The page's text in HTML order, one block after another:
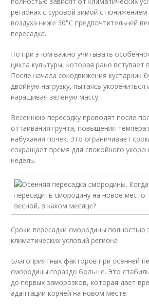
регионах с суровой зимой с
воздуха ниже 30°С предпочтительней
пересадка.
Но при этом важно учитывать
цикла культуры, которая рано вступает
После начала сокодвижения кустарник
двойную нагрузку, пытаясь
наращивая зеленую массу.
Весеннюю пересадку проводят после
оттаивания грунта, повышения
набухания почек. Это ограничивает
сокращает время для спокойного
недель.
Сроки пересадки смородины полностью
климатических условий региона
Благоприятных факторов при осенней
смородины гораздо больше. Это
до первых заморозков, которая дает
адаптации корней на новом месте.